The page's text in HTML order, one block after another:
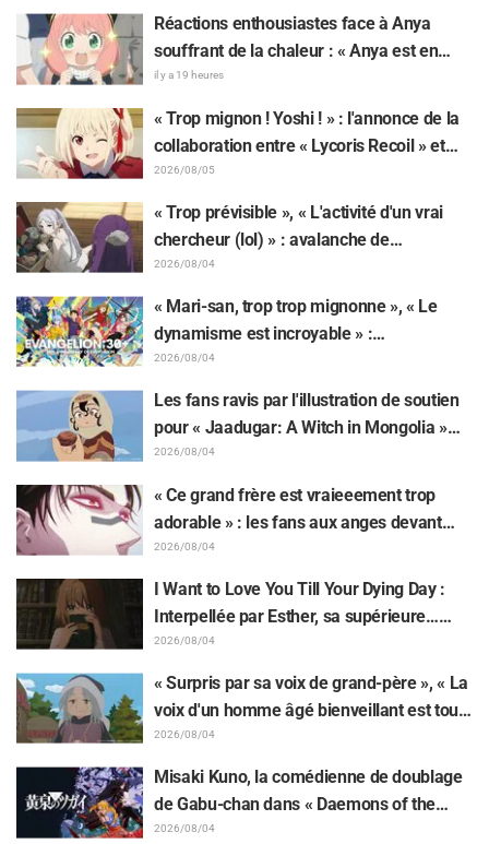
Commentaire du comédien et carte de fin
dévoilés
Réactions enthousiastes face à Anya
souffrant de la chaleur : « Anya est en
train de fondre » sur l'illustration
d'annonce de « SPY x FAMILY »
il y a 19 heures
« Trop mignon ! Yoshi ! » : l'annonce de la
collaboration entre « Lycoris Recoil » et
Kumamine, créateur du « Chat au travail »,
suscite une pluie de « Yoshi ! »
2026/08/05
« Trop prévisible », « L'activité d'un vrai
chercheur (lol) » : avalanche de
moqueries affectueuses face à la peluche
de Frieren piégée par un Mimique lors
d'une exposition de « Frieren »
2026/08/04
« Mari-san, trop trop mignonne », « Le
dynamisme est incroyable » :
retentissement suite au dévoilement d'un
superbe dessin de Hidenori Matsubara
représentant les trois filles de « Neon
Genesis Evangelion » en combinaison
2026/08/04
Les fans ravis par l'illustration de soutien
pour « Jaadugar: A Witch in Mongolia »
dessinée par l'auteur de « Yowamushi
Pedal » : « Voilà ce qui se passe quand la
personne avec le style le plus différent
2026/08/04
« Ce grand frère est vraieeement trop
adorable » : les fans aux anges devant
Choso se rapprochant de Yūji Itadori sur
l'illustration inédite de l'exposition de
l'anime « JUJUTSU KAISEN »
2026/08/04
I Want to Love You Till Your Dying Day :
Interpellée par Esther, sa supérieure…
Synopsis, visuels, bande-annonce WEB et
affiches de l'épisode 5 de l'anime dévoilés
2026/08/04
« Surpris par sa voix de grand-père », « La
voix d'un homme âgé bienveillant est tout
aussi superbe » : Akira Ishida en chef de
clan dans l'épisode 6 de l'anime «
Jaadugar: A Witch in Mongolia »
2026/08/04
Misaki Kuno, la comédienne de doublage
de Gabu-chan dans « Daemons of the
Shadow Realm » : « Je tremblais de tout
2026/08/04